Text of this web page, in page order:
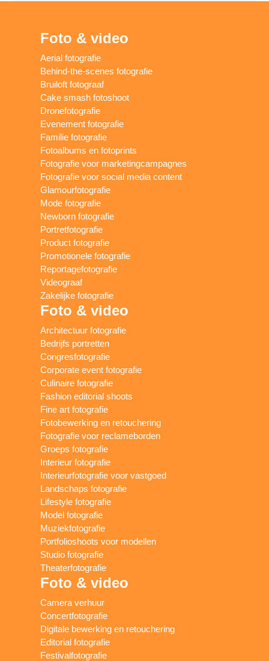
Foto & video
Aerial fotografie
Behind-the-scenes fotografie
Bruiloft fotograaf
Cake smash fotoshoot
Dronefotografie
Evenement fotografie
Familie fotografie
Fotoalbums en fotoprints
Fotografie voor marketingcampagnes
Fotografie voor social media content
Glamourfotografie
Mode fotografie
Newborn fotografie
Portretfotografie
Product fotografie
Promotionele fotografie
Reportagefotografie
Videograaf
Zakelijke fotografie
Foto & video
Architectuur fotografie
Bedrijfs portretten
Congresfotografie
Corporate event fotografie
Culinaire fotografie
Fashion editorial shoots
Fine art fotografie
Fotobewerking en retouchering
Fotografie voor reclameborden
Groeps fotografie
Interieur fotografie
Interieurfotografie voor vastgoed
Landschaps fotografie
Lifestyle fotografie
Model fotografie
Muziekfotografie
Portfolioshoots voor modellen
Studio fotografie
Theaterfotografie
Foto & video
Camera verhuur
Concertfotografie
Digitale bewerking en retouchering
Editorial fotografie
Festivalfotografie